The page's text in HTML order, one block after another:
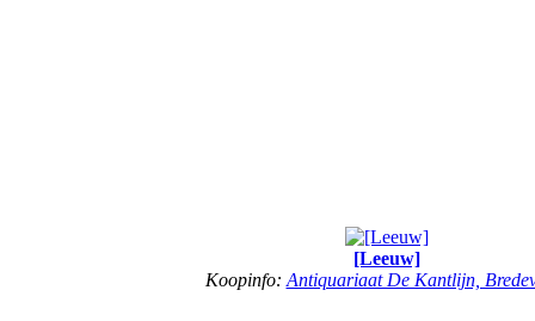
[Leeuw]
Koopinfo: Antiquariaat De Kantlijn,